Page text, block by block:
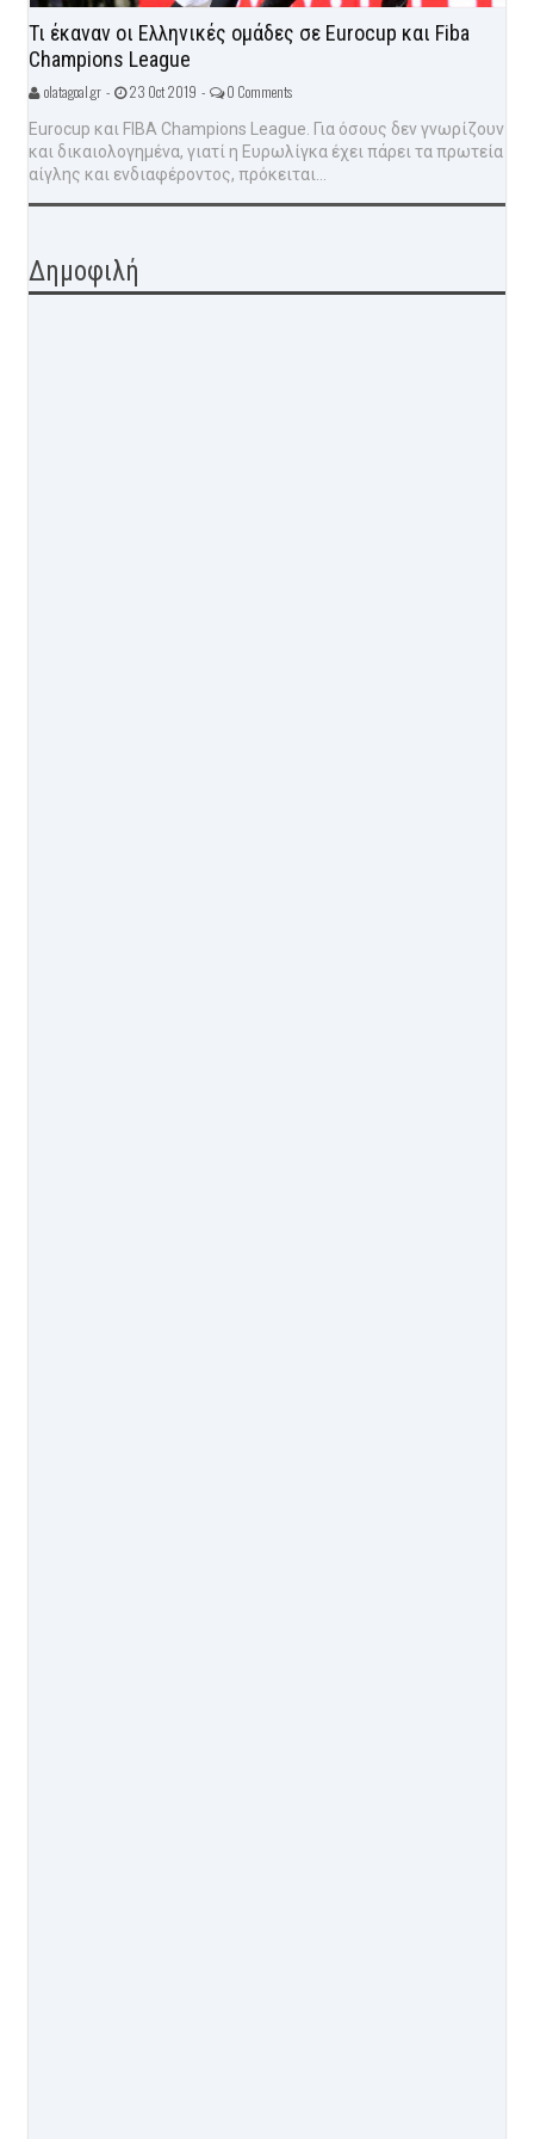
Τι έκαναν οι Ελληνικές ομάδες σε Eurocup και Fiba
Champions League
olatagoal.gr - 23 Oct 2019 - 0 Comments
Eurocup και FIBA Champions League. Για όσους δεν γνωρίζουν
και δικαιολογημένα, γιατί η Ευρωλίγκα έχει πάρει τα πρωτεία
αίγλης και ενδιαφέροντος, πρόκειται...
Δημοφιλή